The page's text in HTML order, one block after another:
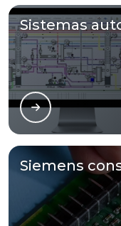
Sistemas
Siemens